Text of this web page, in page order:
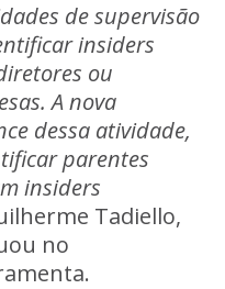
de supervisão
insiders
ou
A nova
dessa atividade,
parentes
insiders
Tadiello,
no